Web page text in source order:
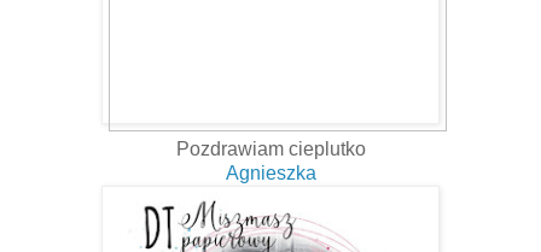
Pozdrawiam cieplutko
Agnieszka